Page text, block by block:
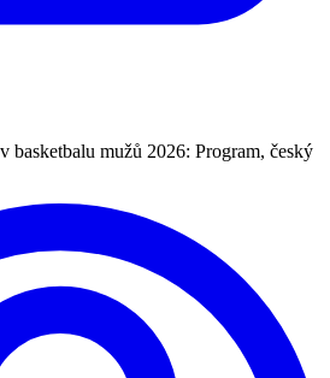
basketbalu mužů 2026: Program, český